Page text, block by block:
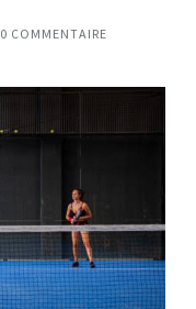
0 COMMENTAIRE